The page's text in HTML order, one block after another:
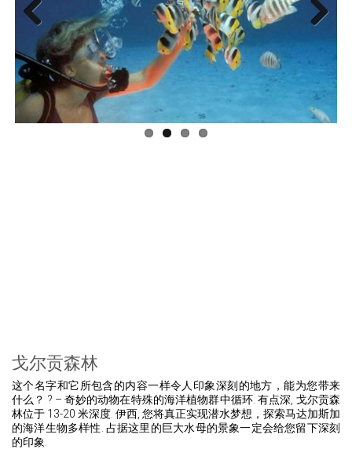
Previous Next
戈尔贡森林
这个名字和它所包含的内容一样令人印象深刻的地方，能为您带来
什么？ ? – 奇妙的动物在特殊的海洋植物群中循环. 有点深, 戈尔贡森
林位于 13-20 米深度. 伊西, 您将真正实现潜水梦想，探索马达加斯加
的海洋生物多样性. 占据这里的巨大水母的景象一定会给您留下深刻
的印象.